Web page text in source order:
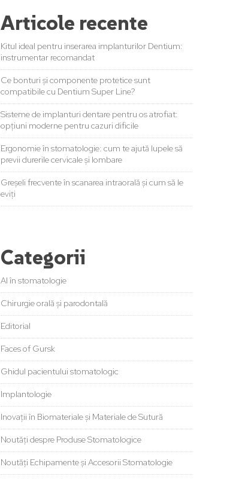
Articole recente
Kitul ideal pentru inserarea implanturilor Dentium:
instrumentar recomandat
Ce bonturi și componente protetice sunt
compatibile cu Dentium Super Line?
Sisteme de implanturi dentare pentru os atrofiat:
opțiuni moderne pentru cazuri dificile
Ergonomie în stomatologie: cum te ajută lupele să
previi durerile cervicale și lombare
Greșeli frecvente în scanarea intraorală și cum să le
eviți
Categorii
AI în stomatologie
Chirurgie orală și parodontală
Editorial
Faces of Gursk
Ghidul pacientului stomatologic
Implantologie
Inovații în Biomateriale și Materiale de Sutură
Noutăți despre Produse Stomatologice
Noutăți Echipamente și Accesorii Stomatologie